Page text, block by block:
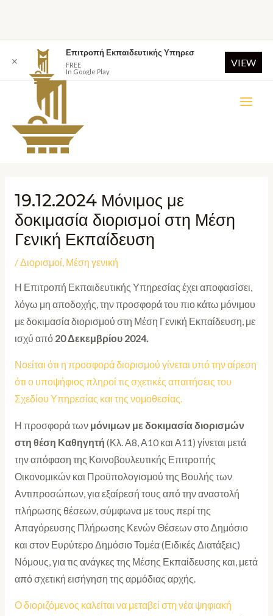
19.12.2024 Μόνιμος με
δοκιμασία διορισμοί στη Μέση
Γενική Εκπαίδευση
/Διορισμοί, Μέση γενική
Η Επιτροπή Εκπαιδευτικής Υπηρεσίας έχει αποφασίσει,
λόγω μη αποδοχής, την προσφορά του πιο κάτω μόνιμου
με δοκιμασία διορισμού στη Μέση Γενική Εκπαίδευση, με
ισχύ από 20 Δεκεμβρίου 2024.
Νοείται ότι η προσφορά διορισμού γίνεται υπό την αίρεση
ότι ο υποψήφιος πληροί τις σχετικές απαιτήσεις του
Σχεδίου Υπηρεσίας και της νομοθεσίας.
Η προσφορά των μόνιμων με δοκιμασία διορισμών
στη θέση Καθηγητή (Κλ. Α8, Α10 και Α11) γίνεται μετά
την απόφαση της Κοινοβουλευτικής Επιτροπής
Οικονομικών και Προϋπολογισμού της Βουλής των
Αντιπροσώπων, για εξαίρεσή τους από την αναστολή
πλήρωσης θέσεων, σύμφωνα με τους περί της
Απαγόρευσης Πλήρωσης Κενών Θέσεων στο Δημόσιο
και στον Ευρύτερο Δημόσιο Τομέα (Ειδικές Διατάξεις)
Νόμους, για τις ανάγκες της Μέσης Εκπαίδευσης και, μετά
από σχετική εισήγηση της αρμόδιας αρχής.
Ο διοριζόμενος καλείται να μεταβεί στη νέα ψηφιακή
✕
Επιτροπή Εκπαιδευτικής Υπηρεσ
FREE
In Google Play
VIEW